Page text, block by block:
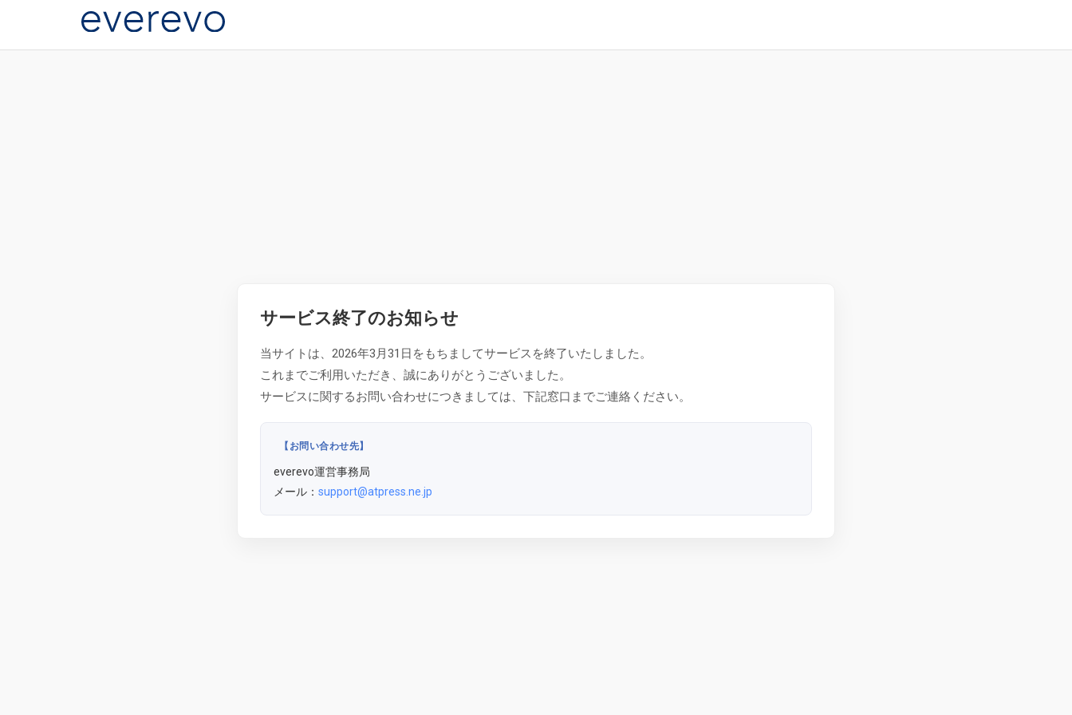
サービス終了のお知らせ
当サイトは、2026年3月31日をもちましてサービスを終了いたしました。
これまでご利用いただき、誠にありがとうございました。
サービスに関するお問い合わせにつきましては、下記窓口までご連絡ください。
【お問い合わせ先】
everevo運営事務局
メール： support@atpress.ne.jp